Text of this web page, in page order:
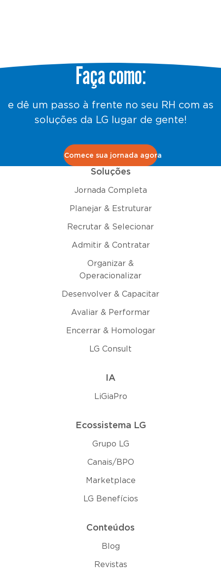
Faça como:
e dê um passo à frente no seu RH com as
soluções da LG lugar de gente!
Comece sua jornada agora
Soluções
Jornada Completa
Planejar & Estruturar
Recrutar & Selecionar
Admitir & Contratar
Organizar &
Operacionalizar
Desenvolver & Capacitar
Avaliar & Performar
Encerrar & Homologar
LG Consult
IA
LiGiaPro
Ecossistema LG
Grupo LG
Canais/BPO
Marketplace
LG Benefícios
Conteúdos
Blog
Revistas